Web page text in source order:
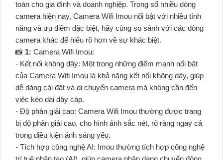
toàn cho gia đình và doanh nghiệp. Trong số nhiều dòng
camera hiện nay, Camera Wifi Imou nổi bật với nhiều tính
năng và ưu điểm đặc biệt, hãy cùng so sánh với các dòng
camera khác để hiểu rõ hơn về sự khác biệt.
📸 1: Camera Wifi Imou:
- Kết nối không dây: Một trong những điểm mạnh nổi bật
của Camera Wifi Imou là khả năng kết nối không dây, giúp
dễ dàng cài đặt và di chuyển camera mà không cần đến
việc kéo dài dây cáp.
- Độ phân giải cao: Camera Wifi Imou thường được trang
bị độ phân giải cao, cho hình ảnh sắc nét, rõ ràng ngay cả
trong điều kiện ánh sáng yếu.
- Tích hợp công nghệ AI: Imou thường tích hợp công nghệ